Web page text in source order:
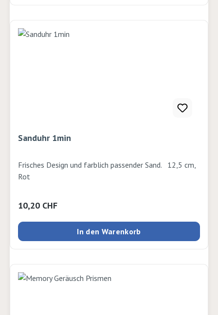
Sanduhr 1min
Frisches Design und farblich passender Sand. 12,5 cm,
Rot
Regulärer Preis:
10,20 CHF
In den Warenkorb